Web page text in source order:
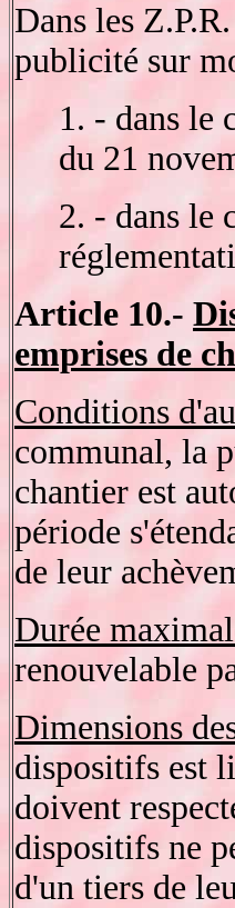
Dans les
publicité sur
1. - dans le
du 21
2. - dans le
Article 10.-
emprises de
Conditions
communal, la
chantier est
période
de leur
Durée
renouvelable
Dimensions
dispositifs est
doivent
dispositifs ne
d'un tiers de